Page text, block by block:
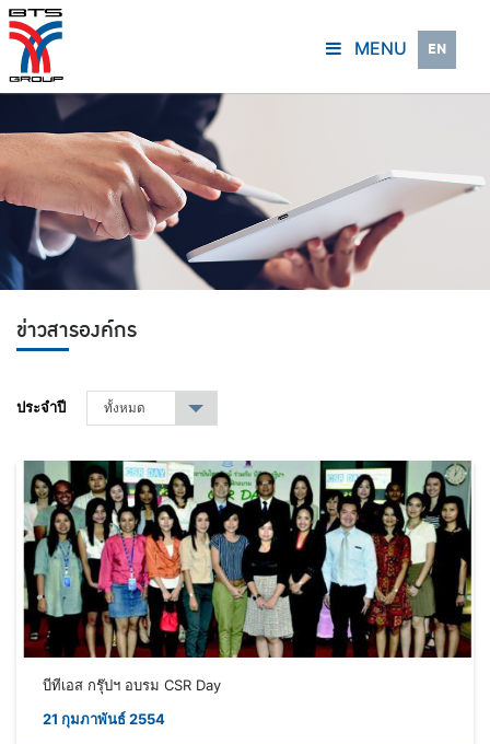
MENU EN
ข่าวสารองค์กร
ประจำปี ทั้งหมด ▾
บีทีเอส กรุ๊ปฯ อบรม CSR Day
21 กุมภาพันธ์ 2554